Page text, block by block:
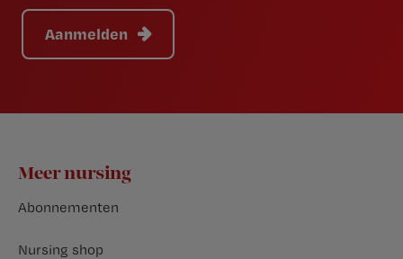
Aanmelden
Footer
Meer nursing
Abonnementen
Nursing shop